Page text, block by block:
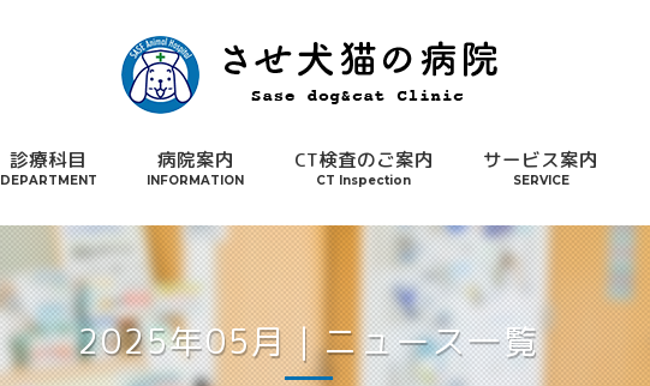
診療科目
DEPARTMENT
病院案内
INFORMATION
CT検査のご案内
CT Inspection
サービス案内
SERVICE
2025年05月｜ニュース一覧